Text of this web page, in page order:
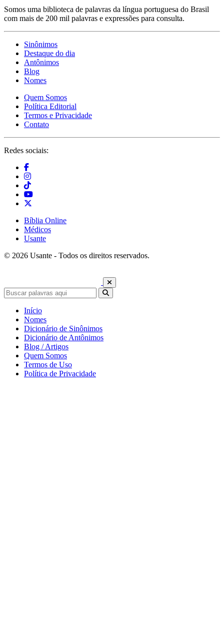
Somos uma biblioteca de palavras da língua portuguesa do Brasil
com mais de 200 mil palavras e expressões para consulta.
Sinônimos
Destaque do dia
Antônimos
Blog
Nomes
Quem Somos
Política Editorial
Termos e Privacidade
Contato
Redes sociais:
Bíblia Online
Médicos
Usante
© 2026 Usante - Todos os direitos reservados.
Início
Nomes
Dicionário de Sinônimos
Dicionário de Antônimos
Blog / Artigos
Quem Somos
Termos de Uso
Política de Privacidade